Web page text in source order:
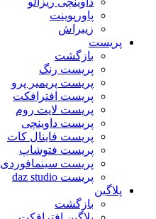
پاورپوینت
زیبراش
پریست
بازگشت
پریست رنگ
پریست پریمیر پرو
پریست افترافکت
پریست لایت روم
پریست داوینچی
پریست فاینال کات
پریست فتوشاپ
پریست سینمافوردی
پریست daz studio
پلاگین
بازگشت